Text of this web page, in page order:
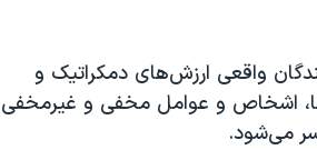
واقعی ارزش‌های دمکراتیک و
اشخاص و عوامل مخفی و غیرمخفی
می‌شود.